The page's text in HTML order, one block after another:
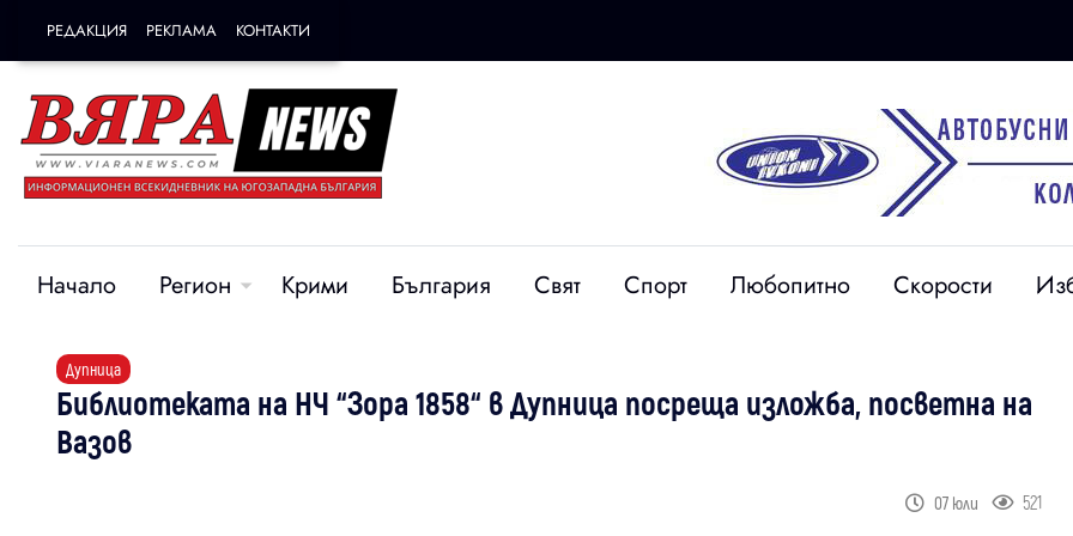
РЕДАКЦИЯ РЕКЛАМА КОНТАКТИ
Начало Регион Крими България Свят Спорт Любопитно Скорости
Дупница
Библиотеката на НЧ “Зора 1858“ в Дупница посреща изложба, посветна на
Вазов
07 юли 521